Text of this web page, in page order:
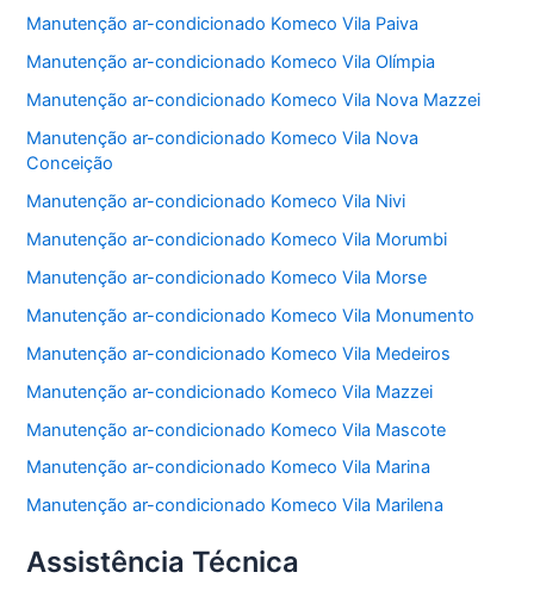
Manutenção ar-condicionado Komeco Vila Paiva
Manutenção ar-condicionado Komeco Vila Olímpia
Manutenção ar-condicionado Komeco Vila Nova Mazzei
Manutenção ar-condicionado Komeco Vila Nova
Conceição
Manutenção ar-condicionado Komeco Vila Nivi
Manutenção ar-condicionado Komeco Vila Morumbi
Manutenção ar-condicionado Komeco Vila Morse
Manutenção ar-condicionado Komeco Vila Monumento
Manutenção ar-condicionado Komeco Vila Medeiros
Manutenção ar-condicionado Komeco Vila Mazzei
Manutenção ar-condicionado Komeco Vila Mascote
Manutenção ar-condicionado Komeco Vila Marina
Manutenção ar-condicionado Komeco Vila Marilena
Assistência Técnica